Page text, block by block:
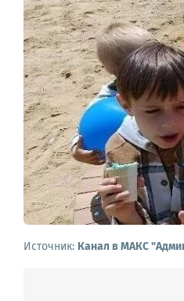
Источник: Канал в МАКС